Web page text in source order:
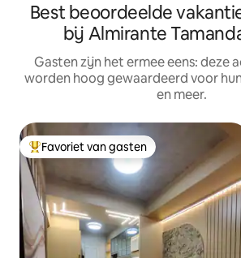
Best beoordeelde
bij Almirante
Gasten zijn het ermee eens: deze
worden hoog gewaardeerd voor
en meer.
Topfavoriet van gasten
Favoriet van gasten